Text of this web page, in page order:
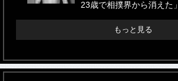
23歳で相撲界から消えた」
もっと見る